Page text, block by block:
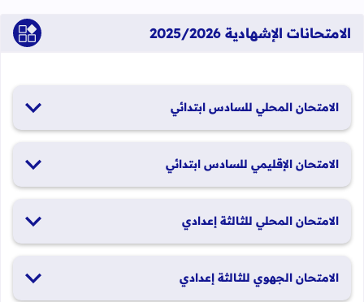
الامتحانات الإشهادية 2025/2026
الامتحان المحلي للسادس ابتدائي
الامتحان الإقليمي للسادس ابتدائي
الامتحان المحلي للثالثة إعدادي
الامتحان الجهوي للثالثة إعدادي